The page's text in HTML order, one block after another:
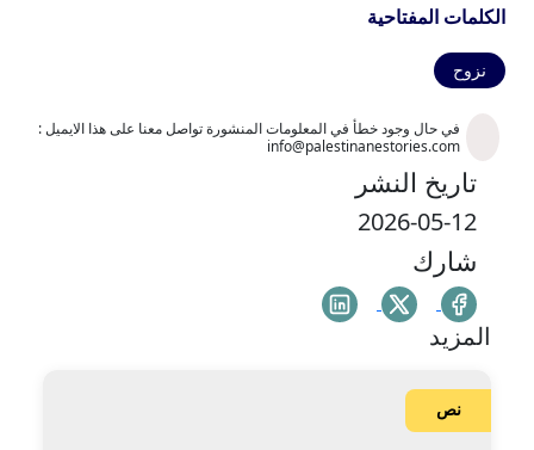
الكلمات المفتاحية
نزوح
في حال وجود خطأ في المعلومات المنشورة تواصل معنا على هذا الايميل :
info@palestinanestories.com
تاريخ النشر
2026-05-12
شارك
المزيد
نص